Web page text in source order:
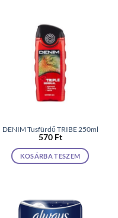
DENIM Tusfürdő TRIBE 250ml
570 Ft
KOSÁRBA TESZEM